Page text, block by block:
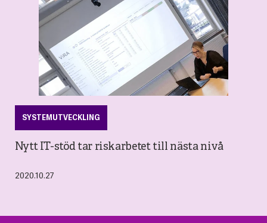
SYSTEMUTVECKLING
Nytt IT-stöd tar riskarbetet till nästa nivå
2020.10.27